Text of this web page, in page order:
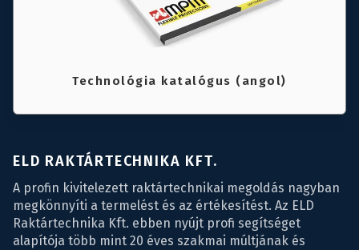
Technológia katalógus (angol)
ELD RAKTÁRTECHNIKA KFT.
A profin kivitelezett raktártechnikai megoldás nagyban
megkönnyíti a termelést és az értékesítést. Az ELD
Raktártechnika Kft. ebben nyújt profi segítséget
alapítója több mint 20 éves szakmai múltjának és